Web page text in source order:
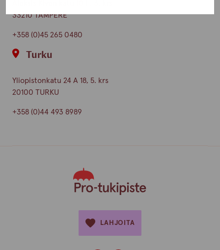
33210 TAMPERE
+358 (0)45 265 0480
Turku
Yliopistonkatu 24 A 18, 5. krs
20100 TURKU
+358 (0)44 493 8989
LAHJOITA